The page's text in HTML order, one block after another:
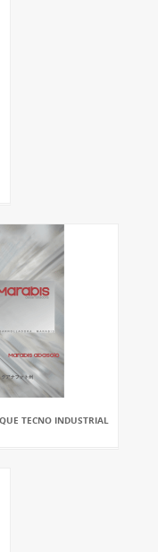
TECNO INDUSTRIAL